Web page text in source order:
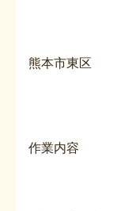
熊本市東区
作業内容